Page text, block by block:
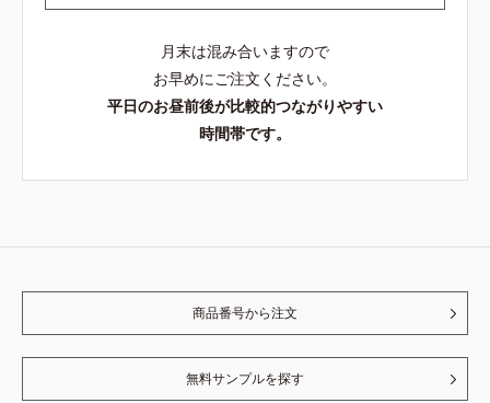
月末は混み合いますので
お早めにご注文ください。
平日のお昼前後が比較的つながりやすい
時間帯です。
商品番号から注文
無料サンプルを探す